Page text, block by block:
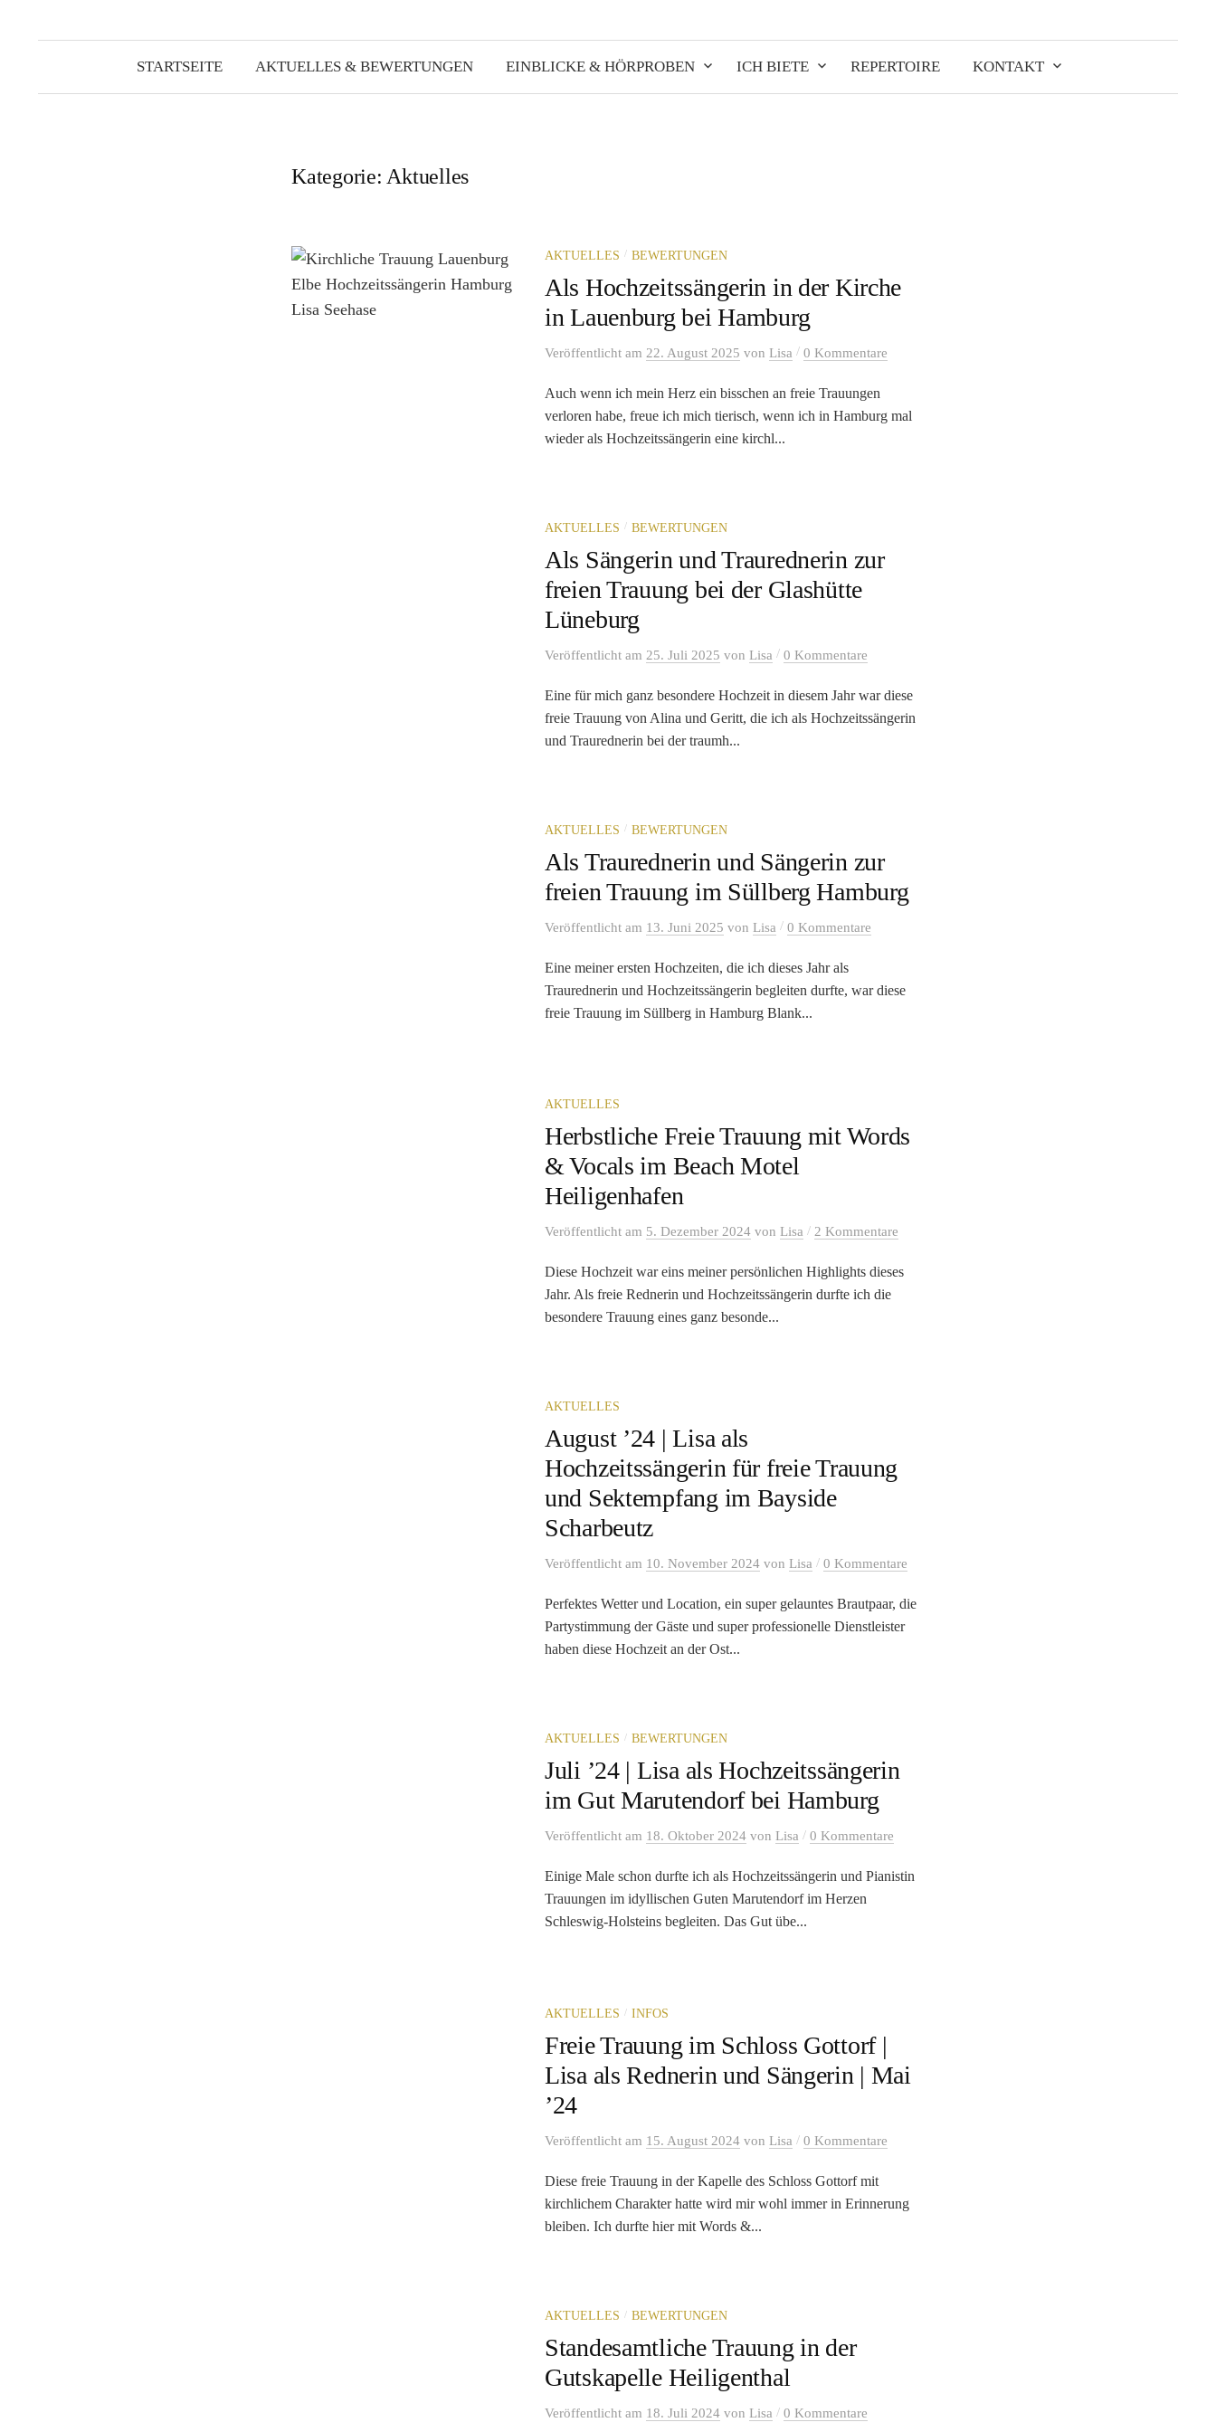
STARTSEITE AKTUELLES & BEWERTUNGEN EINBLICKE & HÖRPROBEN ICH BIETE REPERTOIRE KONTAKT
Suchen
Kategorie: Aktuelles
AKTUELLES / BEWERTUNGEN
Als Hochzeitssängerin in der Kirche
in Lauenburg bei Hamburg
Veröffentlicht am 22. August 2025 von Lisa / 0 Kommentare
Auch wenn ich mein Herz ein bisschen an freie Trauungen
verloren habe, freue ich mich tierisch, wenn ich in Hamburg mal
wieder als Hochzeitssängerin eine kirchl...
AKTUELLES / BEWERTUNGEN
Als Sängerin und Traurednerin zur
freien Trauung bei der Glashütte
Lüneburg
Veröffentlicht am 25. Juli 2025 von Lisa / 0 Kommentare
Eine für mich ganz besondere Hochzeit in diesem Jahr war diese
freie Trauung von Alina und Geritt, die ich als Hochzeitssängerin
und Traurednerin bei der traumh...
AKTUELLES / BEWERTUNGEN
Als Traurednerin und Sängerin zur
freien Trauung im Süllberg Hamburg
Veröffentlicht am 13. Juni 2025 von Lisa / 0 Kommentare
Eine meiner ersten Hochzeiten, die ich dieses Jahr als
Traurednerin und Hochzeitssängerin begleiten durfte, war diese
freie Trauung im Süllberg in Hamburg Blank...
AKTUELLES
Herbstliche Freie Trauung mit Words
& Vocals im Beach Motel
Heiligenhafen
Veröffentlicht am 5. Dezember 2024 von Lisa / 2 Kommentare
Diese Hochzeit war eins meiner persönlichen Highlights dieses
Jahr. Als freie Rednerin und Hochzeitssängerin durfte ich die
besondere Trauung eines ganz besonde...
AKTUELLES
August ’24 | Lisa als
Hochzeitssängerin für freie Trauung
und Sektempfang im Bayside
Scharbeutz
Veröffentlicht am 10. November 2024 von Lisa / 0 Kommentare
Perfektes Wetter und Location, ein super gelauntes Brautpaar, die
Partystimmung der Gäste und super professionelle Dienstleister
haben diese Hochzeit an der Ost...
AKTUELLES / BEWERTUNGEN
Juli ’24 | Lisa als Hochzeitssängerin
im Gut Marutendorf bei Hamburg
Veröffentlicht am 18. Oktober 2024 von Lisa / 0 Kommentare
Einige Male schon durfte ich als Hochzeitssängerin und Pianistin
Trauungen im idyllischen Guten Marutendorf im Herzen
Schleswig-Holsteins begleiten. Das Gut übe...
AKTUELLES / INFOS
Freie Trauung im Schloss Gottorf |
Lisa als Rednerin und Sängerin | Mai
’24
Veröffentlicht am 15. August 2024 von Lisa / 0 Kommentare
Diese freie Trauung in der Kapelle des Schloss Gottorf mit
kirchlichem Charakter hatte wird mir wohl immer in Erinnerung
bleiben. Ich durfte hier mit Words &...
AKTUELLES / BEWERTUNGEN
Standesamtliche Trauung in der
Gutskapelle Heiligenthal
Veröffentlicht am 18. Juli 2024 von Lisa / 0 Kommentare